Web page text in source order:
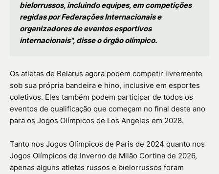
bielorrussos, incluindo equipes, em competições
regidas por Federações Internacionais e
organizadores de eventos esportivos
internacionais", disse o órgão olímpico.
Os atletas de Belarus agora podem competir livremente
sob sua própria bandeira e hino, inclusive em esportes
coletivos. Eles também podem participar de todos os
eventos de qualificação que começam no final deste ano
para os Jogos Olímpicos de Los Angeles em 2028.
Tanto nos Jogos Olímpicos de Paris de 2024 quanto nos
Jogos Olímpicos de Inverno de Milão Cortina de 2026,
apenas alguns atletas russos e bielorrussos foram